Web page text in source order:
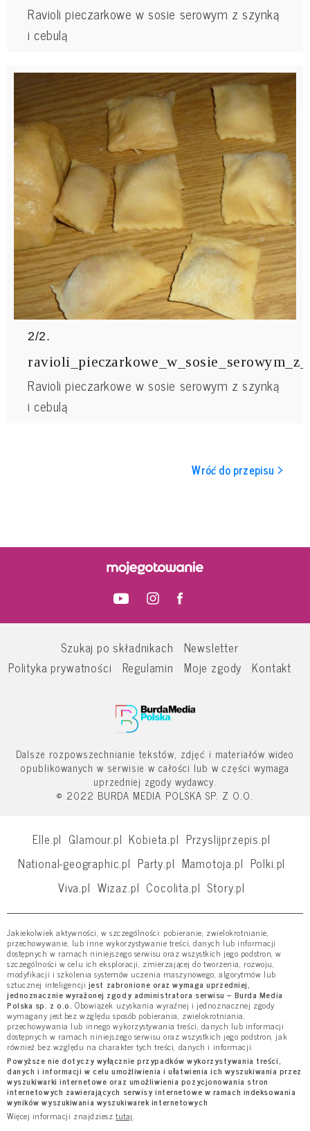
Ravioli pieczarkowe w sosie serowym z szynką
i cebulą
2/2.
Ravioli pieczarkowe w sosie serowym z szynką
i cebulą
Wróć do przepisu >
Szukaj po składnikach
Newsletter
Polityka prywatności
Regulamin Moje zgody Kontakt
Dalsze rozpowszechnianie tekstów, zdjęć i materiałów wideo
opublikowanych w serwisie w całości lub w części wymaga
uprzedniej zgody wydawcy.
© 2022 BURDA MEDIA POLSKA SP. Z O.O.
Elle.pl Glamour.pl Kobieta.pl Przyslijprzepis.pl
National-geographic.pl Party.pl Mamotoja.pl Polki.pl
Viva.pl Wizaz.pl Cocolita.pl Story.pl
Jakiekolwiek aktywności, w szczególności: pobieranie, zwielokrotnianie,
przechowywanie, lub inne wykorzystywanie treści, danych lub informacji
dostępnych w ramach niniejszego serwisu oraz wszystkich jego podstron, w
szczególności w celu ich eksploracji, zmierzającej do tworzenia, rozwoju,
modyfikacji i szkolenia systemów uczenia maszynowego, algorytmów lub
sztucznej inteligencji jest zabronione oraz wymaga uprzedniej,
jednoznacznie wyrażonej zgody administratora serwisu – Burda Media
Polska sp. z o.o. Obowiązek uzyskania wyraźnej i jednoznacznej zgody
wymagany jest bez względu sposób pobierania, zwielokrotniania,
przechowywania lub innego wykorzystywania treści, danych lub informacji
dostępnych w ramach niniejszego serwisu oraz wszystkich jego podstron, jak
również bez względu na charakter tych treści, danych i informacji.
Powyższe nie dotyczy wyłącznie przypadków wykorzystywania treści,
danych i informacji w celu umożliwienia i ułatwienia ich wyszukiwania przez
wyszukiwarki internetowe oraz umożliwienia pozycjonowania stron
internetowych zawierających serwisy internetowe w ramach indeksowania
wyników wyszukiwania wyszukiwarek internetowych
Więcej informacji znajdziesztutaj.